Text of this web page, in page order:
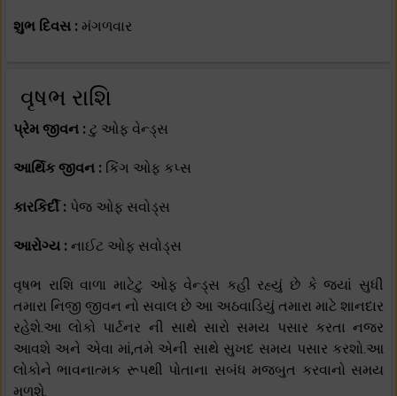
શુભ દિવસ : મંગળવાર
વૃષભ રાશિ
પ્રેમ જીવન : ટુ ઓફ વેન્ડ્સ
આર્થિક જીવન : કિંગ ઓફ કપ્સ
કારકિર્દી : પેજ ઓફ સવોડ્સ
આરોગ્ય : નાઈટ ઓફ સવોડ્સ
વૃષભ રાશિ વાળા માટેટુ ઓફ વેન્ડ્સ કહી રહ્યું છે કે જ્યાં સુધી
તમારા નિજી જીવન નો સવાલ છે આ અઠવાડિયું તમારા માટે શાનદાર
રહેશે.આ લોકો પાર્ટનર ની સાથે સારો સમય પસાર કરતા નજર
આવશે અને એવા માં,તમે એની સાથે સુખદ સમય પસાર કરશો.આ
લોકોને ભાવનાત્મક રૂપથી પોતાના સબંધ મજબુત કરવાનો સમય
મળશે.